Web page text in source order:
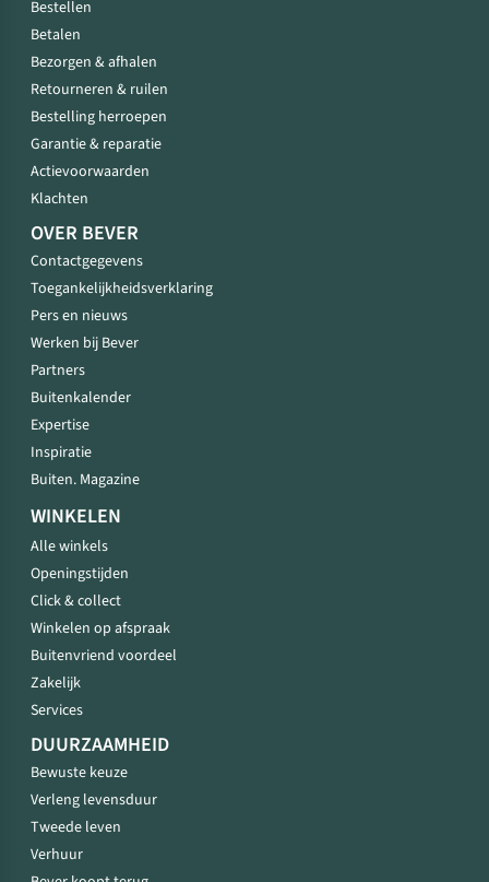
Bestellen
Betalen
Bezorgen & afhalen
Retourneren & ruilen
Bestelling herroepen
Garantie & reparatie
Actievoorwaarden
Klachten
OVER BEVER
Contactgegevens
Toegankelijkheidsverklaring
Pers en nieuws
Werken bij Bever
Partners
Buitenkalender
Expertise
Inspiratie
Buiten. Magazine
WINKELEN
Alle winkels
Openingstijden
Click & collect
Winkelen op afspraak
Buitenvriend voordeel
Zakelijk
Services
DUURZAAMHEID
Bewuste keuze
Verleng levensduur
Tweede leven
Verhuur